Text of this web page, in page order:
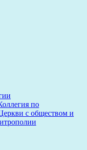
по
с обществом и